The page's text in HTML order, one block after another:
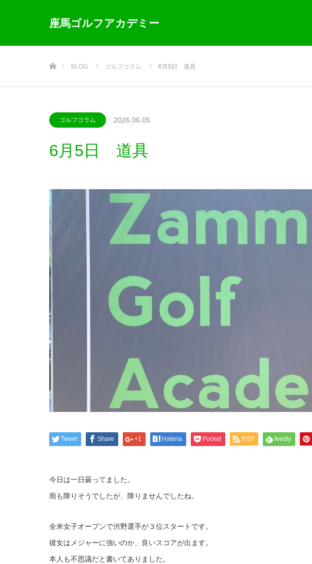
座馬ゴルフアカデミー
BLOG ゴルフコラム 6月5日 道具
ゴルフコラム 2026.06.05
6月5日 道具
Tweet Share +1 Hatena Pocket RSS feedly
今日は一日曇ってました。
雨も降りそうでしたが、降りませんでしたね。
全米女子オープンで渋野選手が３位スタートです。
彼女はメジャーに強いのか、良いスコアが出ます。
本人も不思議だと書いてありました。